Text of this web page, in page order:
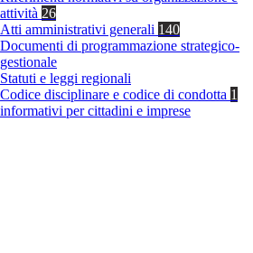
attività 26
Atti amministrativi generali 140
Documenti di programmazione strategico-
gestionale
Statuti e leggi regionali
Codice disciplinare e codice di condotta 1
per cittadini e imprese